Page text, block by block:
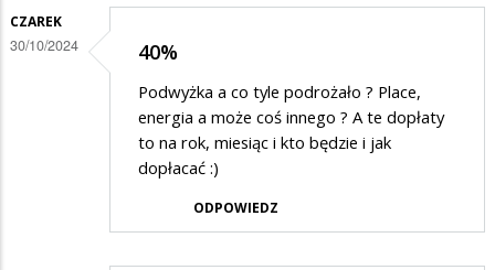
CZAREK
30/10/2024 40%
Podwyżka a co tyle podrożało ? Place,
energia a może coś innego ? A te dopłaty
to na rok, miesiąc i kto będzie i jak
dopłacać :)
ODPOWIEDZ